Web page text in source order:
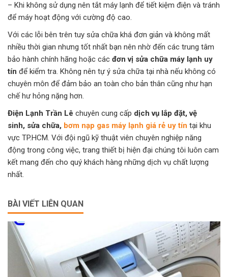
– Khi không sử dụng nên tắt máy lạnh để tiết kiệm điện và tránh
để máy hoạt động với cường độ cao.
Với các lỗi bên trên tuy sửa chữa khá đơn giản và không mất
nhiều thời gian nhưng tốt nhất bạn nên nhờ đến các trung tâm
bảo hành chính hãng hoặc các đơn vị sửa chữa máy lạnh uy
tín để kiểm tra. Không nên tự ý sửa chữa tại nhà nếu không có
chuyên môn để đảm bảo an toàn cho bản thân cũng như hạn
chế hư hỏng nặng hơn.
Điện Lạnh Trần Lê chuyên cung cấp dịch vụ lắp đặt, vệ
sinh, sửa chữa, bơm nạp gas máy lạnh giá rẻ uy tín tại khu
vực TP.HCM. Với đội ngũ kỹ thuật viên chuyên nghiệp năng
động trong công việc, trang thiết bị hiện đại chúng tôi luôn cam
kết mang đến cho quý khách hàng những dịch vụ chất lượng
nhất.
BÀI VIẾT LIÊN QUAN